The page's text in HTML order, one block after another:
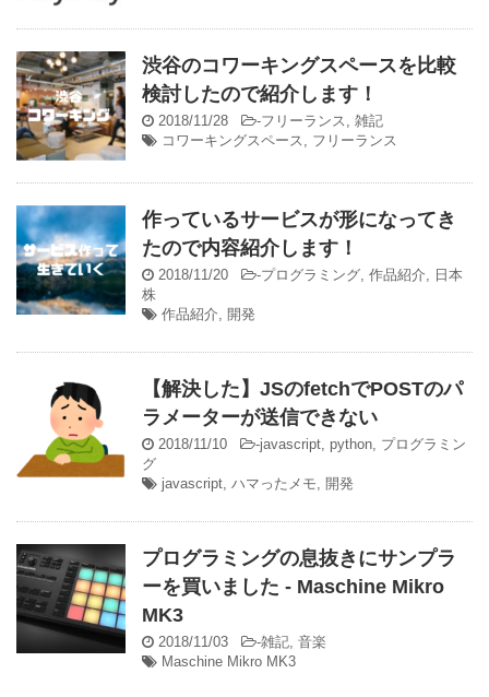
渋谷のコワーキングスペースを比較
検討したので紹介します！
2018/11/28 -フリーランス
雑記
コワーキングスペース
フリーランス
作っているサービスが形になってき
たので内容紹介します！
2018/11/20 -プログラミング 作品紹介
日本
株
作品紹介
開発
【解決した】JSのfetchでPOSTのパ
ラメーターが送信できない
2018/11/10 -javascript python プログラミン
グ
javascript ハマったメモ 開発
プログラミングの息抜きにサンプラ
ーを買いました - Maschine Mikro
MK3
2018/11/03 -雑記 音楽
Maschine Mikro MK3